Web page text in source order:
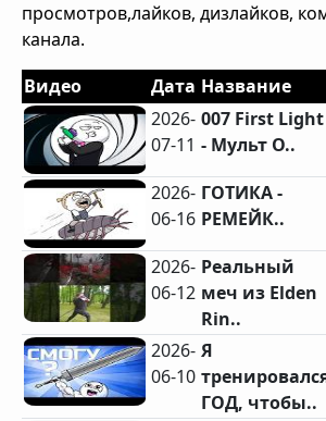
просмотров,лайков, дизлайков,
канала.
Видео
Дата Название
2026-
07-11
007 First Light
- Мульт О..
2026-
06-16
ГОТИКА -
РЕМЕЙК..
2026-
06-12
Реальный
меч из Elden
Rin..
2026-
06-10
Я
ГОД, чтобы..